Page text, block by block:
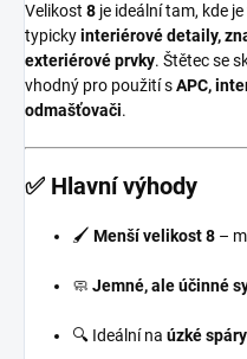
Velikost 8 je ideální tam, kde
typickyinteriérové detaily,
exteriérové prvky. Štětec se
vhodný pro použití sAPC,
odmašťovači.
✅ Hlavní výhody
🖌️ Menší velikost 8 –
🧼 Jemné, ale účinné
🔍 Ideální na úzké